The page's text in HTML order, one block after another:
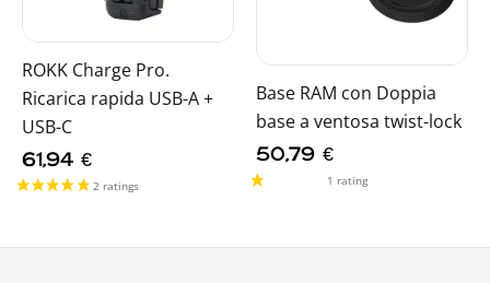
ROKK Charge Pro.
Ricarica rapida USB-A +
USB-C
61,94 €
Base RAM con Doppia
base a ventosa twist-lock
50,79 €